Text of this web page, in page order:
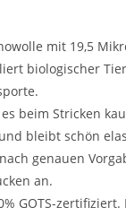
mit 19,5
biologischer
beim Stricken
bleibt schön
genauen
an.
GOTS-